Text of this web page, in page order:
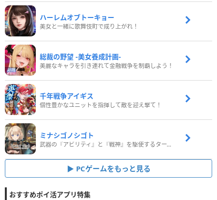
ハーレムオブトーキョー
美女と一緒に歌舞伎町で成り上がれ！
総裁の野望 -美女養成計画-
美麗なキャラを引き連れて金融戦争を制覇しよう！
千年戦争アイギス
個性豊かなユニットを指揮して敵を迎え撃て！
ミナシゴノシゴト
武器の『アビリティ』と『戦神』を駆使するターン制コマンドバトルRPG！
PCゲームをもっと見る
おすすめポイ活アプリ特集